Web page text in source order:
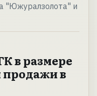
"Южуралзолота" и
в размере
продажи в